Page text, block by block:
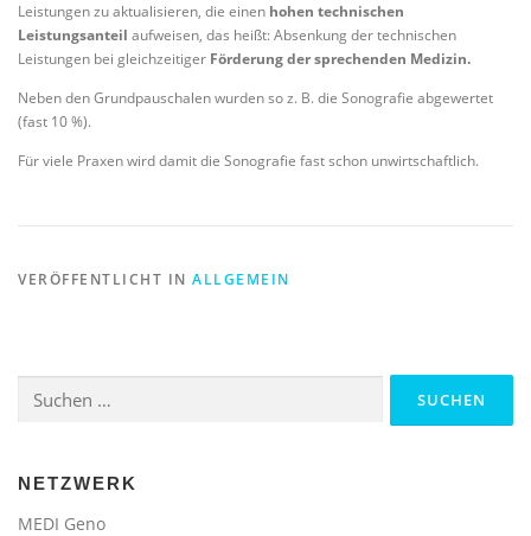
Leistungen zu aktualisieren, die einen hohen technischen
Leistungsanteil aufweisen, das heißt: Absenkung der technischen
Leistungen bei gleichzeitiger Förderung der sprechenden Medizin.
Neben den Grundpauschalen wurden so z. B. die Sonografie abgewertet
(fast 10 %).
Für viele Praxen wird damit die Sonografie fast schon unwirtschaftlich.
VERÖFFENTLICHT IN ALLGEMEIN
nach:
NETZWERK
MEDI Geno